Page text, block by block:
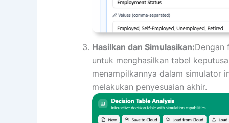
Hasilkan dan Simulasikan:Dengan
untuk menghasilkan tabel
menampilkannya dalam simulator
melakukan penyesuaian akhir.